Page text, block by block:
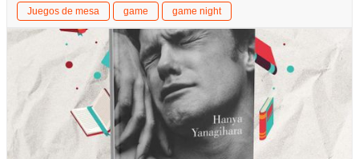
Juegos de mesa game game night